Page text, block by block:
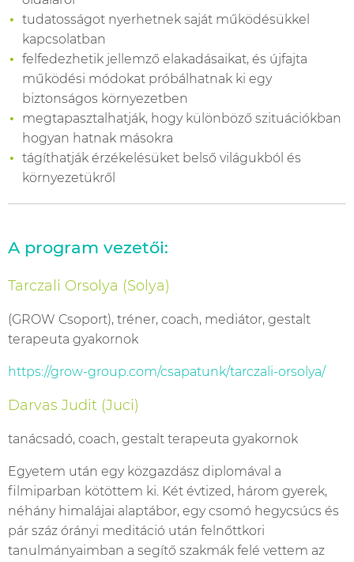
tudatosságot nyerhetnek saját működésükkel
kapcsolatban
felfedezhetik jellemző elakadásaikat, és újfajta
működési módokat próbálhatnak ki egy
biztonságos környezetben
megtapasztalhatják, hogy különböző szituációkban
hogyan hatnak másokra
tágíthatják érzékelésüket belső világukból és
környezetükről
A program vezetői:
Tarczali Orsolya (Solya)
(GROW Csoport), tréner, coach, mediátor, gestalt
terapeuta gyakornok
https://grow-group.com/csapatunk/tarczali-orsolya/
Darvas Judit (Juci)
tanácsadó, coach, gestalt terapeuta gyakornok
Egyetem után egy közgazdász diplomával a
filmiparban kötöttem ki. Két évtized, három gyerek,
néhány himalájai alaptábor, egy csomó hegycsúcs és
pár száz órányi meditáció után felnőttkori
tanulmányaimban a segítő szakmák felé vettem az